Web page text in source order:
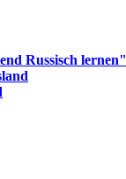
Russisch lernen"